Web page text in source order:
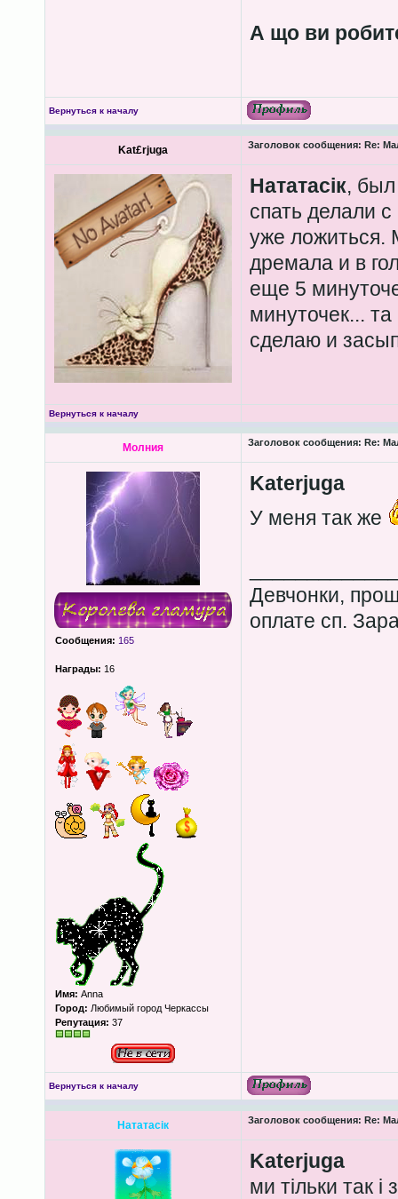
А що ви
Вернуться к началу
Kat£rjuga Заголовок сообщения: Re:
Нататасік, был
спать делали
уже ложиться.
дремала и в
еще 5
минуточек...
сделаю и
Вернуться к началу
Молния Заголовок сообщения: Re:
Сообщения: 165
Награды: 16
Имя: Anna
Город: Любимый город Черкассы
Репутация: 37
Katerjuga
У меня так же
Девчонки,
оплате сп.
Вернуться к началу
Нататасік Заголовок сообщения: Re:
Katerjuga
ми тільки так